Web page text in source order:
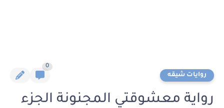
روايات شيقه
0
رواية معشوقتي المجنونة الجزء